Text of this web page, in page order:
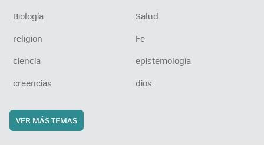
Biología
Salud
religion
Fe
ciencia
epistemología
creencias
dios
VER MÁS TEMAS